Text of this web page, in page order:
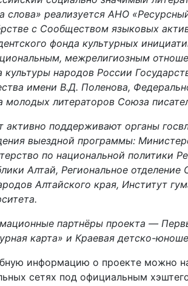
слова» реализуется АНО
с Сообществом языковых
фонда культурных
межрелигиозным
культуры народов России
имени В.Д. Поленова,
молодых литераторов Союза
активно поддерживают органы
выездной программы:
по национальной политики
Алтай, Региональное
Алтайского края, Институт
партнёры проекта ―
карта» и Краевая детско-
информацию о проекте можно
сетях под официальным